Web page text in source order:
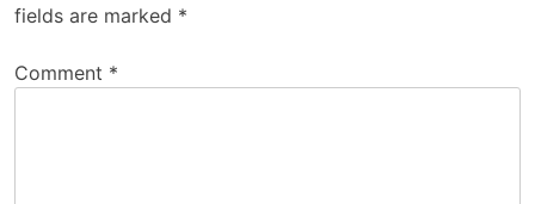
fields are marked *
Comment *